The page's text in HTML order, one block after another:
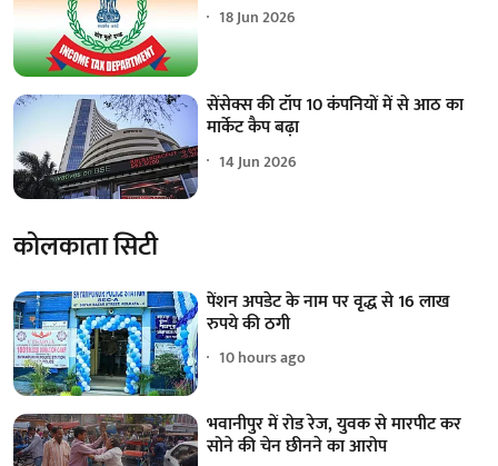
18 Jun 2026
सेंसेक्स की टॉप 10 कंपनियों में से आठ का
मार्केट कैप बढ़ा
14 Jun 2026
कोलकाता सिटी
पेंशन अपडेट के नाम पर वृद्ध से 16 लाख
रुपये की ठगी
10 hours ago
भवानीपुर में रोड रेज, युवक से मारपीट कर
सोने की चेन छीनने का आरोप